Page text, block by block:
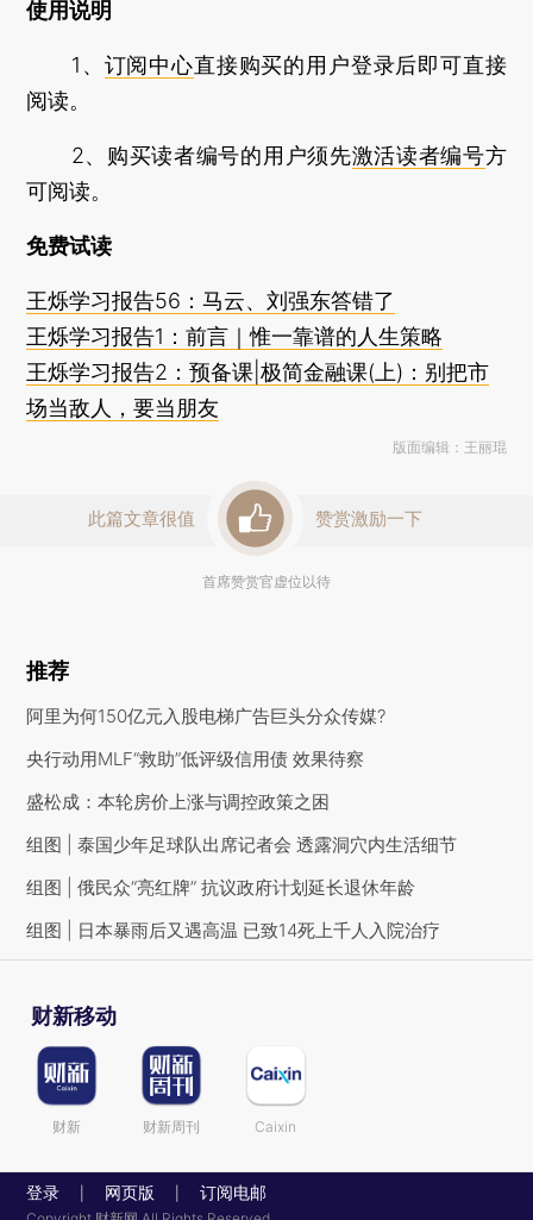
使用说明
1、 订阅中心直接购买的用户登录后即可直接
阅读。
2、购买读者编号的用户须先激活读者编号方
可阅读。
免费试读
王烁学习报告56：马云、刘强东答错了
王烁学习报告1：前言｜惟一靠谱的人生策略
王烁学习报告2：预备课|极简金融课(上)：别把市
场当敌人，要当朋友
版面编辑：王丽琨
此篇文章很值 赞赏激励一下
首席赞赏官虚位以待
推荐
阿里为何150亿元入股电梯广告巨头分众传媒?
央行动用MLF“救助”低评级信用债 效果待察
盛松成：本轮房价上涨与调控政策之困
组图 | 泰国少年足球队出席记者会 透露洞穴内生活细节
组图 | 俄民众“亮红牌” 抗议政府计划延长退休年龄
组图 | 日本暴雨后又遇高温 已致14死上千人入院治疗
财新移动
财新 财新周刊 Caixin
登录 网页版 订阅电邮